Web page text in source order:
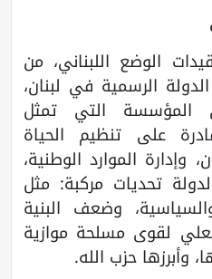
الوضع اللبناني، من
الرسمية في لبنان،
المؤسسة التي تمثل
على تنظيم الحياة
وإدارة الموارد الوطنية،
تحديات مركبة: مثل
وضعف البنية
لقوى مسلحة موازية
وأبرزها حزب الله.